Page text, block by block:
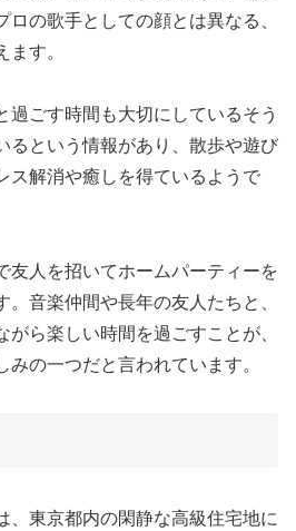
ロの歌手としての顔とは異なる、
ます。
過ごす時間も大切にしているそう
るという情報があり、散歩や遊び
ス解消や癒しを得ているようで
友人を招いてホームパーティーを
。音楽仲間や長年の友人たちと、
がら楽しい時間を過ごすことが、
の一つだと言われています。
、東京都内の閑静な高級住宅地に